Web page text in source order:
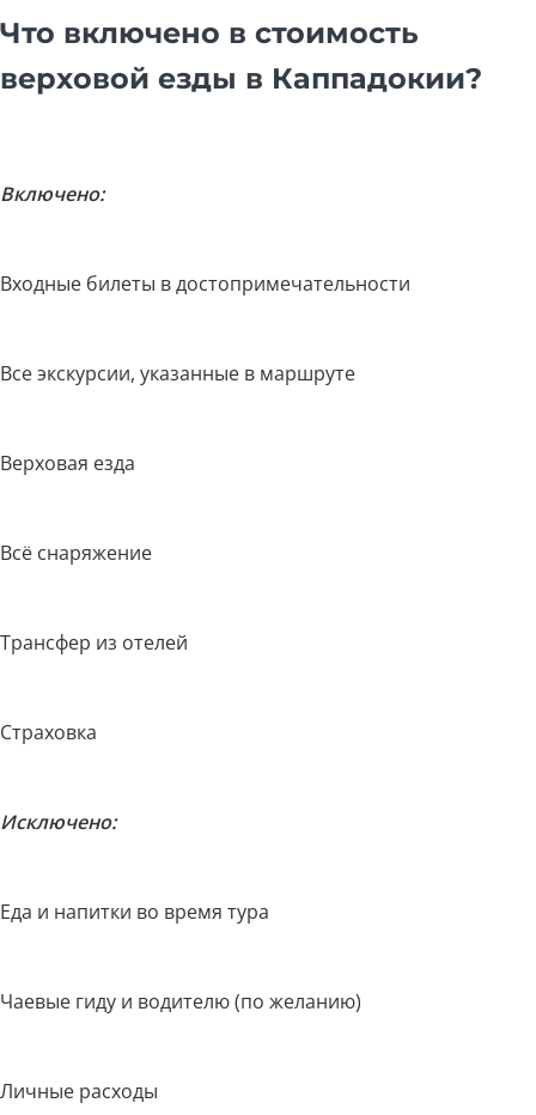
Что включено в стоимость
верховой езды в Каппадокии?
Включено:
Входные билеты в достопримечательности
Все экскурсии, указанные в маршруте
Верховая езда
Всё снаряжение
Трансфер из отелей
Страховка
Исключено:
Еда и напитки во время тура
Чаевые гиду и водителю (по желанию)
Личные расходы